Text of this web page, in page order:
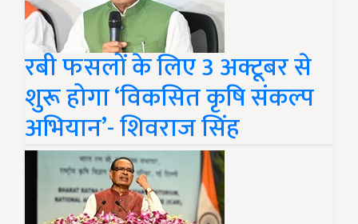
रबी फसलों के लिए 3 अक्टूबर से
शुरू होगा ‘विकसित कृषि संकल्प
अभियान’- शिवराज सिंह